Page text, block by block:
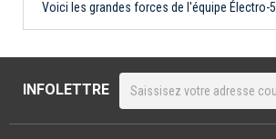
Voici les grandes forces de l'équipe Électro-5
INFOLETTRE